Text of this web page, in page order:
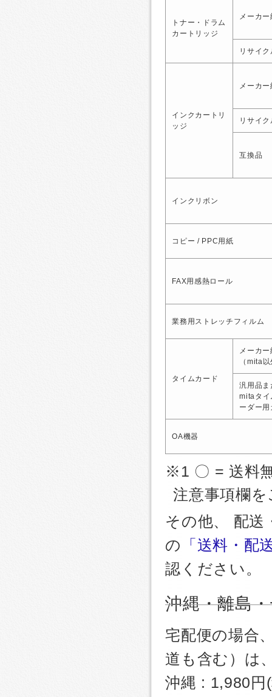
トナー・ドラム
カートリッジ
メーカ
リサイ
インクカートリ
ッジ
メーカ
リサイ
互換品
インクリボン
コピー / PPC用紙
FAX用感熱ロール
業務用ストレッチフィルム
タイムカード
メーカ
（mita
汎用品ま
mitaタイ
ーダー
OA機器
※1 〇 = 送料
注意事項欄
その他、 配送
の
「送料・配
認ください。
沖縄・離島
宅配便の場合
道も含む）は
沖縄 : 1,980円